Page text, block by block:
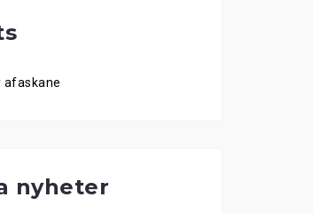
afaskane
nyheter